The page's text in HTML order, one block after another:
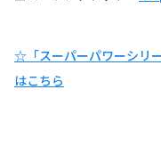
☆「スーパーパワーシリ
はこちら